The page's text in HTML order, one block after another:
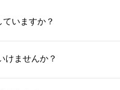
いますか？
けませんか？